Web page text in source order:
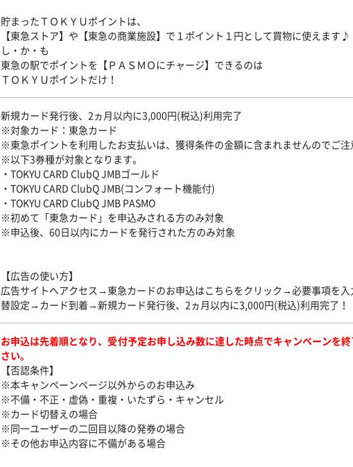
貯まったＴＯＫＹＵポイントは、
【東急ストア】や【東急の商業施設】で１ポイント１円として買物に使えます♪
し・か・も
東急の駅でポイントを【ＰＡＳＭＯにチャージ】できるのは
ＴＯＫＹＵポイントだけ！
新規カード発行後、2ヵ月以内に3,000円(税込)利用完了
※対象カード：東急カード
※東急ポイントを利用したお支払いは、獲得条件の金額に含まれませんのでご注
※以下3券種が対象となります。
・TOKYU CARD ClubQ JMBゴールド
・TOKYU CARD ClubQ JMB(コンフォート機能付)
・TOKYU CARD ClubQ JMB PASMO
※初めて「東急カード」を申込みされる方のみ対象
※申込後、60日以内にカードを発行された方のみ対象
【広告の使い方】
広告サイトへアクセス→東急カードのお申込はこちらをクリック→必要事項を
替設定→カード到着→新規カード発行後、2ヵ月以内に3,000円(税込)利用完了！
お申込は先着順となり、受付予定お申し込み数に達した時点でキャンペーンを
さい。
【否認条件】
※本キャンペーンページ以外からのお申込み
※不備・不正・虚偽・重複・いたずら・キャンセル
※カード切替えの場合
※同一ユーザーの二回目以降の発券の場合
※その他お申込内容に不備がある場合